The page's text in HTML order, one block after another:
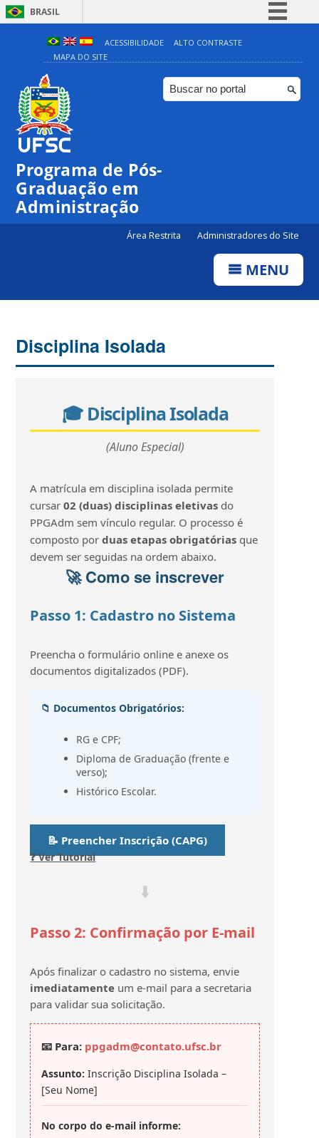
BRASIL
Simplifique!
Comunica BR
Participe
ACESSIBILIDADE
ALTO CONTRASTE
MAPA DO SITE
Programa de Pós-
Graduação em
Administração
Área Restrita Administradores do Site
MENU
Disciplina Isolada
🎓 Disciplina Isolada
(Aluno Especial)
A matrícula em disciplina isolada permite
cursar02 (duas) disciplinas eletivas do
PPGAdm sem vínculo regular. O processo é
composto porduas etapas obrigatórias que
devem ser seguidas na ordem abaixo.
🚀 Como se inscrever
Passo 1: Cadastro no Sistema
Preencha o formulário online e anexe os
documentos digitalizados (PDF).
📁 Documentos Obrigatórios:
RG e CPF;
Diploma de Graduação (frente e
verso);
Histórico Escolar.
📝 Preencher Inscrição (CAPG)
❓ Ver Tutorial
⬇️
Passo 2: Confirmação por E-mail
Após finalizar o cadastro no sistema, envie
imediatamente um e-mail para a secretaria
para validar sua solicitação.
📧 Para: ppgadm@contato.ufsc.br
Assunto: Inscrição Disciplina Isolada –
[Seu Nome]
No corpo do e-mail informe: